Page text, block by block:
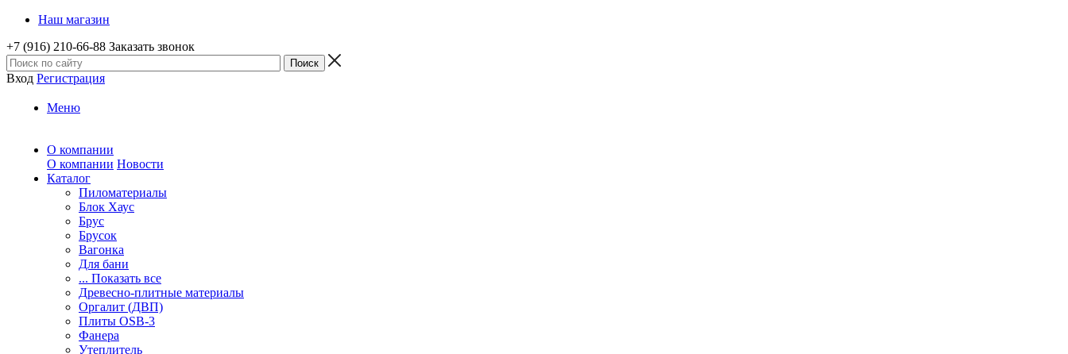
Наш магазин
+7 (916) 210-66-88 Заказать звонок
Вход Регистрация
Меню
О компании
О компании Новости
Каталог
Пиломатериалы
Блок Хаус
Брус
Брусок
Вагонка
Для бани
... Показать все
Древесно-плитные материалы
Оргалит (ДВП)
Плиты OSB-3
Фанера
Утеплитель